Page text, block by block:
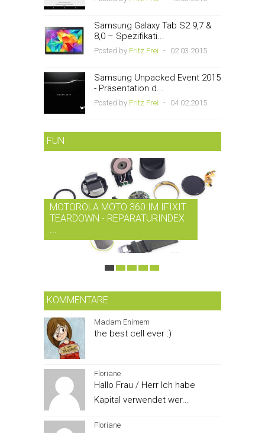
Samsung Galaxy Tab S2 9,7 &
8,0 – Spezifikati...
Posted by Fritz Frei - 02.03.2015
Samsung Unpacked Event 2015
- Präsentation d...
Posted by Fritz Frei - 04.02.2015
FUN
MOTOROLA MOTO 360 IM IFIXIT
TEARDOWN - REPARATURINDEX
...
KOMMENTARE
Madam Enimem
the best cell ever :)
Floriane
Hallo Frau / Herr Ich habe
Kapital verwendet wer...
Floriane